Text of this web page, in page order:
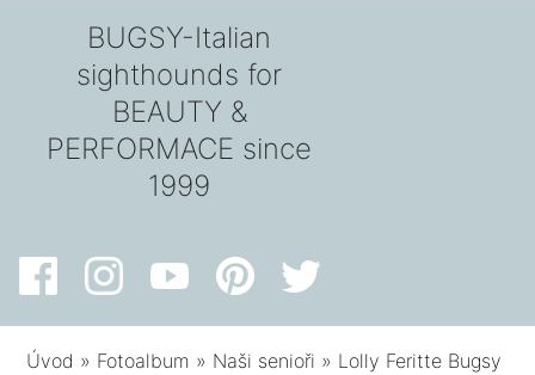
BUGSY-Italian
sighthounds for
BEAUTY &
PERFORMACE since
1999
Úvod » Fotoalbum » Naši senioři » Lolly Feritte Bugsy